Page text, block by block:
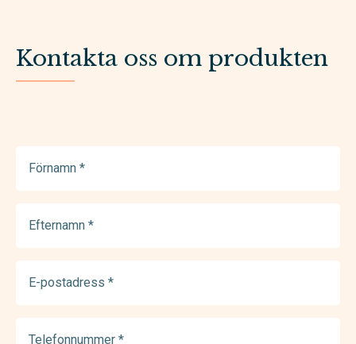
Kontakta oss om produkten
(Required)
(Required)
postadress